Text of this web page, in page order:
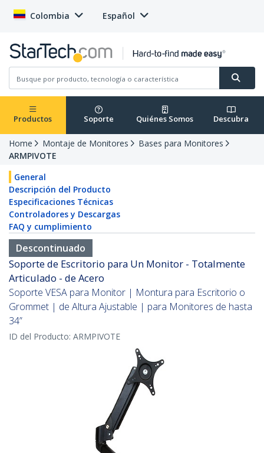
Colombia Español
Productos Soporte Quiénes Somos Descubra
Home Montaje de Monitores
Bases para Monitores
ARMPIVOTE
General
Descripción del Producto
Especificaciones Técnicas
Controladores y Descargas
FAQ y cumplimiento
Descontinuado
Soporte de Escritorio para Un Monitor - Totalmente
Articulado - de Acero
Soporte VESA para Monitor | Montura para Escritorio o
Grommet | de Altura Ajustable | para Monitores de hasta
34”
ID del Producto: ARMPIVOTE